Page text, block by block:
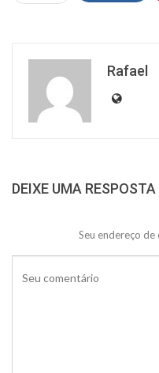
Rafael
DEIXE UMA RESPOSTA
Seu endereço